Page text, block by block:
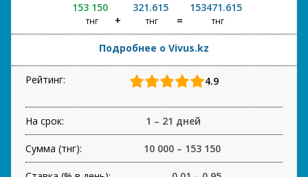
153 150
тнг
321.615
тнг
153471.615
тнг
Подробнее о Vivus.kz
Рейтинг: 4.9
На срок: 1 – 21 дней
Сумма (тнг): 10 000 – 153 150